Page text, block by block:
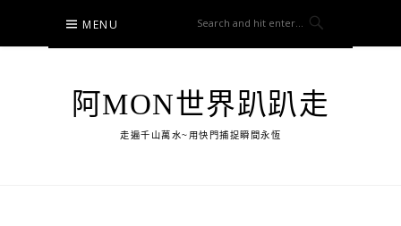
content
MENU
阿MON世界趴趴走
走遍千山萬水~用快門捕捉瞬間永恆